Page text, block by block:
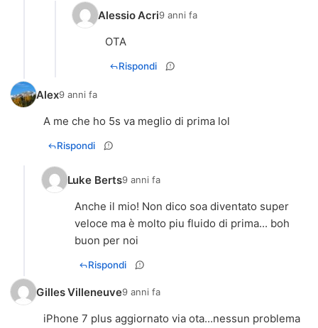
Alessio Acri9 anni fa
OTA
Rispondi
Alex9 anni fa
A me che ho 5s va meglio di prima lol
Rispondi
Luke Berts9 anni fa
Anche il mio! Non dico soa diventato super
veloce ma è molto piu fluido di prima... boh
buon per noi
Rispondi
Gilles Villeneuve9 anni fa
iPhone 7 plus aggiornato via ota...nessun problema